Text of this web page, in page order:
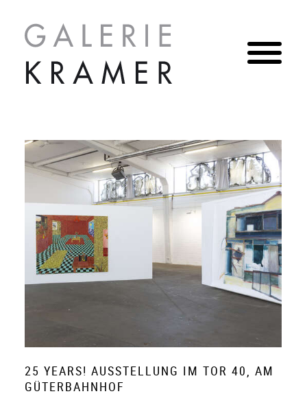
25 YEARS! AUSSTELLUNG IM TOR 40, AM
GÜTERBAHNHOF